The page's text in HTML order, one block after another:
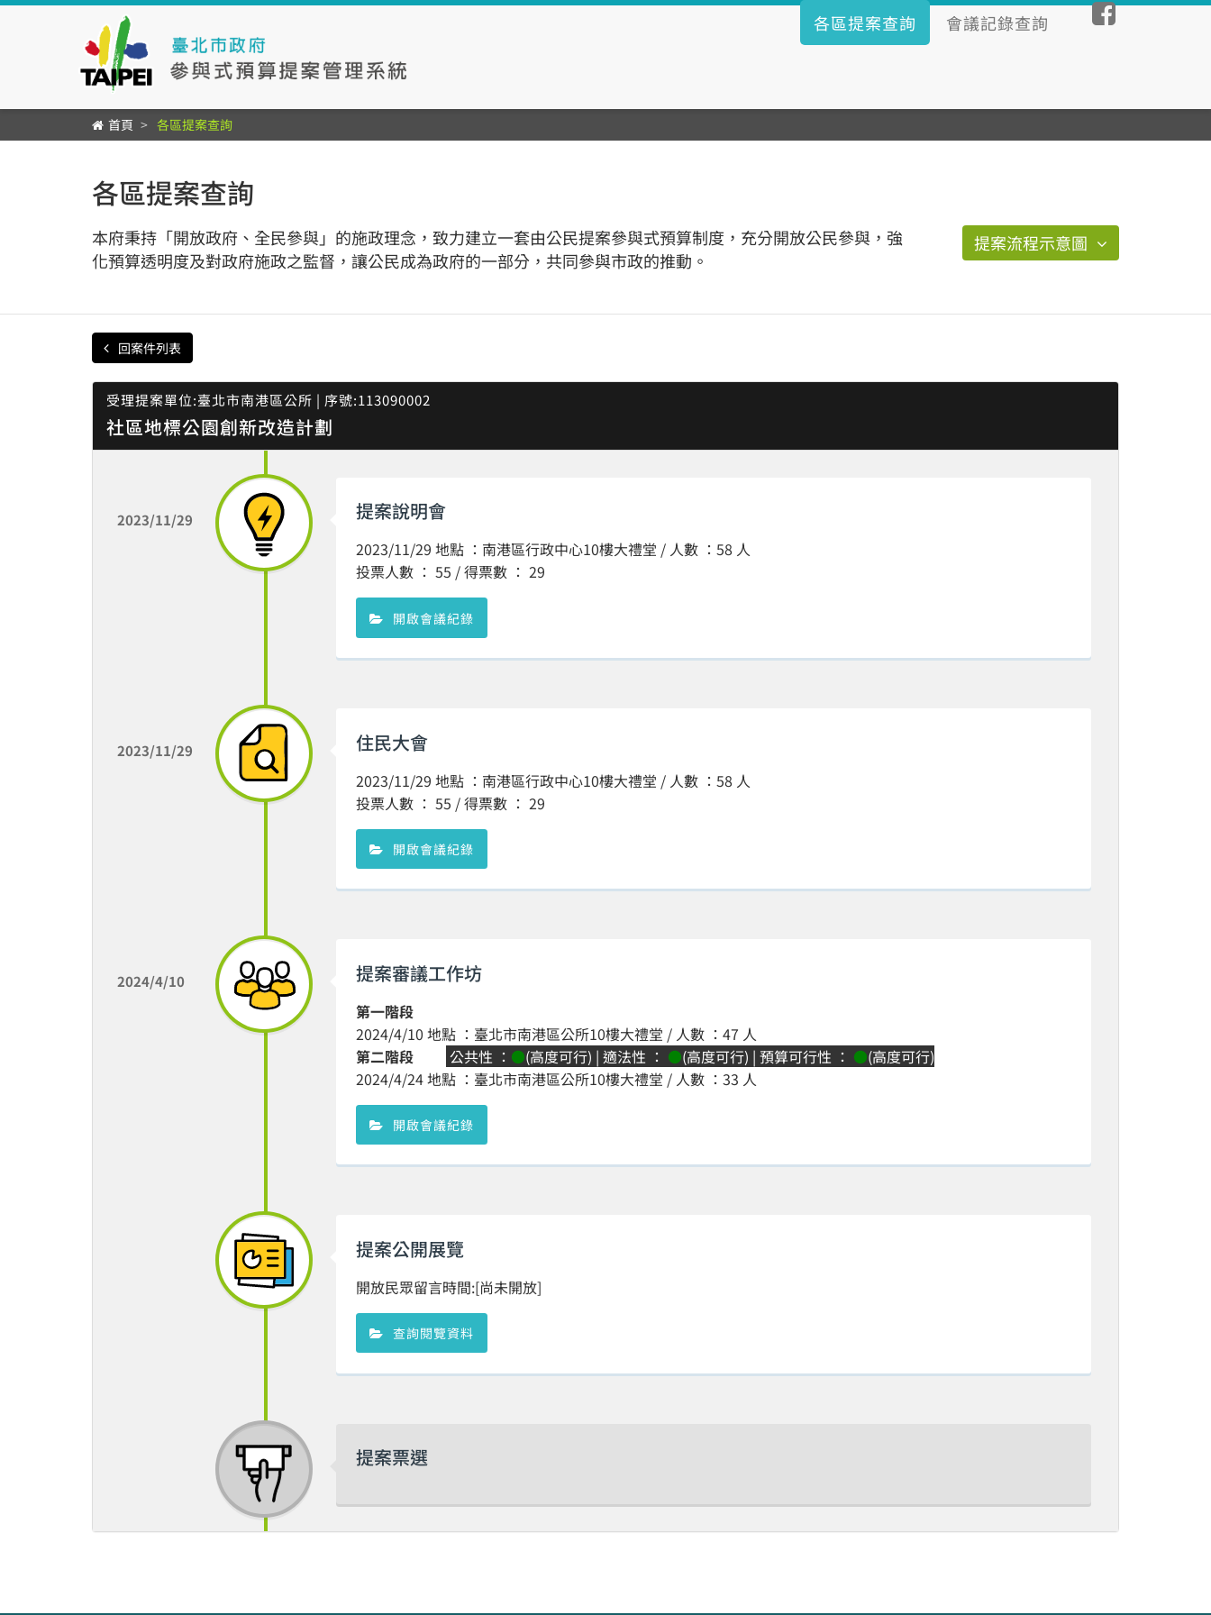
各區提案查詢 會議記錄查詢
首頁 各區提案查詢
各區提案查詢
本府秉持「開放政府、全民參與」的施政理念，致力建立一套由公民提案參與式預算制度，充分開放公民參與，強
化預算透明度及對政府施政之監督，讓公民成為政府的一部分，共同參與市政的推動。
提案流程示意圖
回案件列表
受理提案單位:臺北市南港區公所 | 序號:113090002
社區地標公園創新改造計劃
提案說明會
2023/11/29 地點 ：南港區行政中心10樓大禮堂 / 人數 ：58 人
投票人數 ： 55 / 得票數 ： 29
開啟會議紀錄
2023/11/29
住民大會
2023/11/29 地點 ：南港區行政中心10樓大禮堂 / 人數 ：58 人
投票人數 ： 55 / 得票數 ： 29
開啟會議紀錄
2023/11/29
提案審議工作坊
第一階段
2024/4/10 地點 ：臺北市南港區公所10樓大禮堂 / 人數 ：47 人
第二階段
公共性 ： ●(高度可行) | 適法性 ： ●(高度可行) | 預算可行性 ： ●(高度可行)
2024/4/24 地點 ：臺北市南港區公所10樓大禮堂 / 人數 ：33 人
開啟會議紀錄
2024/4/10
提案公開展覽
開放民眾留言時間:[尚未開放]
查詢閱覽資料
提案票選